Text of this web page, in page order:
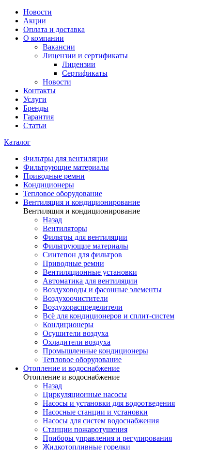
Новости
Акции
Оплата и доставка
О компании
Вакансии
Лицензии и сертификаты
Лицензии
Сертификаты
Новости
Контакты
Услуги
Бренды
Гарантия
Статьи
Каталог
Фильтры для вентиляции
Фильтрующие материалы
Приводные ремни
Кондиционеры
Тепловое оборудование
Вентиляция и кондиционирование
Вентиляция и кондиционирование
Назад
Вентиляторы
Фильтры для вентиляции
Фильтрующие материалы
Синтепон для фильтров
Приводные ремни
Вентиляционные установки
Автоматика для вентиляции
Воздуховоды и фасонные элементы
Воздухоочистители
Воздухораспределители
Всё для кондиционеров и сплит-систем
Кондиционеры
Осушители воздуха
Охладители воздуха
Промышленные кондиционеры
Тепловое оборудование
Отопление и водоснабжение
Отопление и водоснабжение
Назад
Циркуляционные насосы
Насосы и установки для водоотведения
Насосные станции и установки
Насосы для систем водоснабжения
Станции пожаротушения
Приборы управления и регулирования
Жидкотопливные горелки